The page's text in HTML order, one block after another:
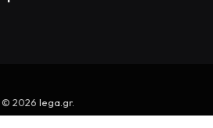
© 2026 lega.gr.